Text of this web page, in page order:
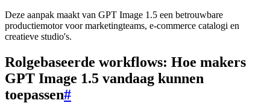
Deze aanpak maakt van GPT Image 1.5 een betrouwbare
productiemotor voor marketingteams, e-commerce catalogi en
creatieve studio's.
Rolgebaseerde workflows: Hoe makers
GPT Image 1.5 vandaag kunnen
toepassen#